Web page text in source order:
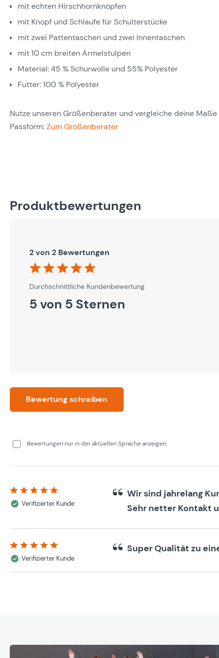
mit echten Hirschhornknöpfen
mit Knopf und Schlaufe für Schulterstücke
mit zwei Pattentaschen und zwei Innentaschen
mit 10 cm breiten Ärmelstulpen
Material: 45 % Schurwolle und 55% Polyester
Futter: 100 % Polyester
Nutze unseren Größenberater und vergleiche deine
Passform:Zum Größenberater
Produktbewertungen
2 von 2 Bewertungen
Durchschnittliche Bewertung von 5 von 5 Sternen
Durchschnittliche Kundenbewertung
5 von 5 Sternen
Bewertung schreiben
Bewertungen nur in der aktuellen Sprache anzeigen.
Bewertung mit 5 von 5 Sternen
Verifizierter Kunde
Wir sind jahrelang
Sehr netter Kontakt
Bewertung mit 5 von 5 Sternen
Verifizierter Kunde
Super Qualität zu